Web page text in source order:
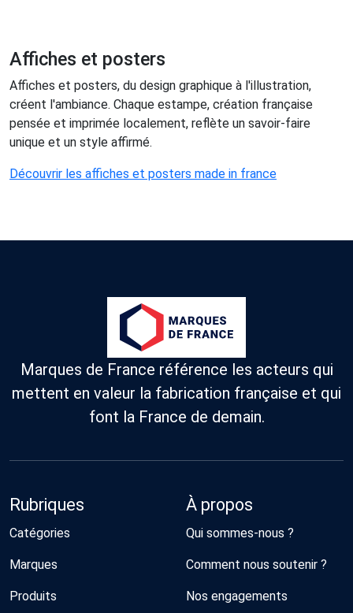
Affiches et posters
Affiches et posters, du design graphique à l'illustration,
créent l'ambiance. Chaque estampe, création française
pensée et imprimée localement, reflète un savoir-faire
unique et un style affirmé.
Découvrir les affiches et posters made in france
Marques de France référence les acteurs qui
mettent en valeur la fabrication française et qui
font la France de demain.
Rubriques
Catégories
Marques
Produits
À propos
Qui sommes-nous ?
Comment nous soutenir ?
Nos engagements